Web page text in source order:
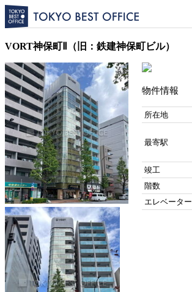
VORT神保町Ⅱ（旧：鉄建神保町ビル）
物件情報
所在地
最寄駅
竣工
階数
エレベーター